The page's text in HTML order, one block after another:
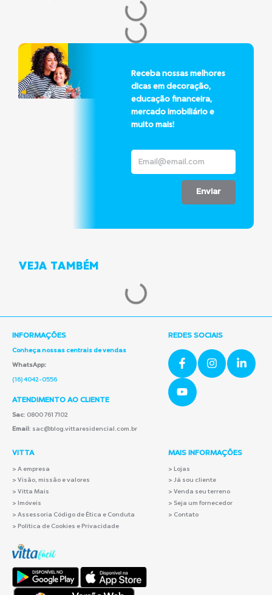
Receba nossas melhores
dicas em decoração,
educação financeira,
mercado imobiliário e
muito mais!
Enviar
VEJA TAMBÉM
INFORMAÇÕES
Conheça nossas centrais de vendas
WhatsApp:
(16) 4042-0556
ATENDIMENTO AO CLIENTE
Sac: 0800 761 7102
Email : sac@blog.vittaresidencial.com.br
VITTA
> A empresa
> Visão, missão e valores
> Vitta Mais
> Imóveis
> Assessoria Código de Ética e Conduta
> Política de Cookies e Privacidade
MAIS INFORMAÇÕES
> Lojas
> Já sou cliente
> Venda seu terreno
> Seja um fornecedor
> Contato
REDES SOCIAIS